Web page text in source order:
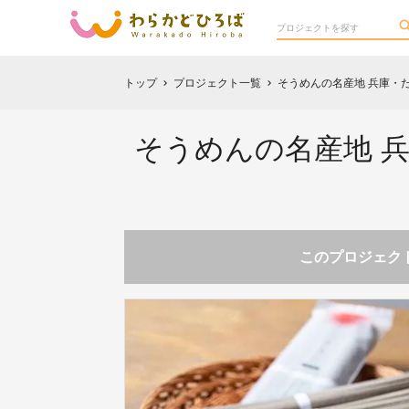
トップ chevron_right プロジェクト一覧 chevron_right そうめんの名産地 兵庫・
そうめんの名産地
このプロジェク